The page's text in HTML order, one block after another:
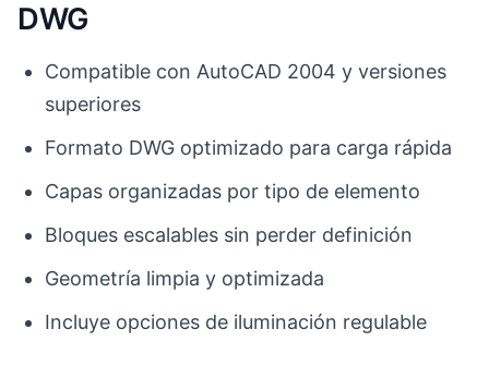
DWG
Compatible con AutoCAD 2004 y versiones
superiores
Formato DWG optimizado para carga rápida
Capas organizadas por tipo de elemento
Bloques escalables sin perder definición
Geometría limpia y optimizada
Incluye opciones de iluminación regulable